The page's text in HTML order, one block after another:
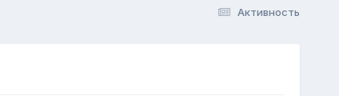
Активность